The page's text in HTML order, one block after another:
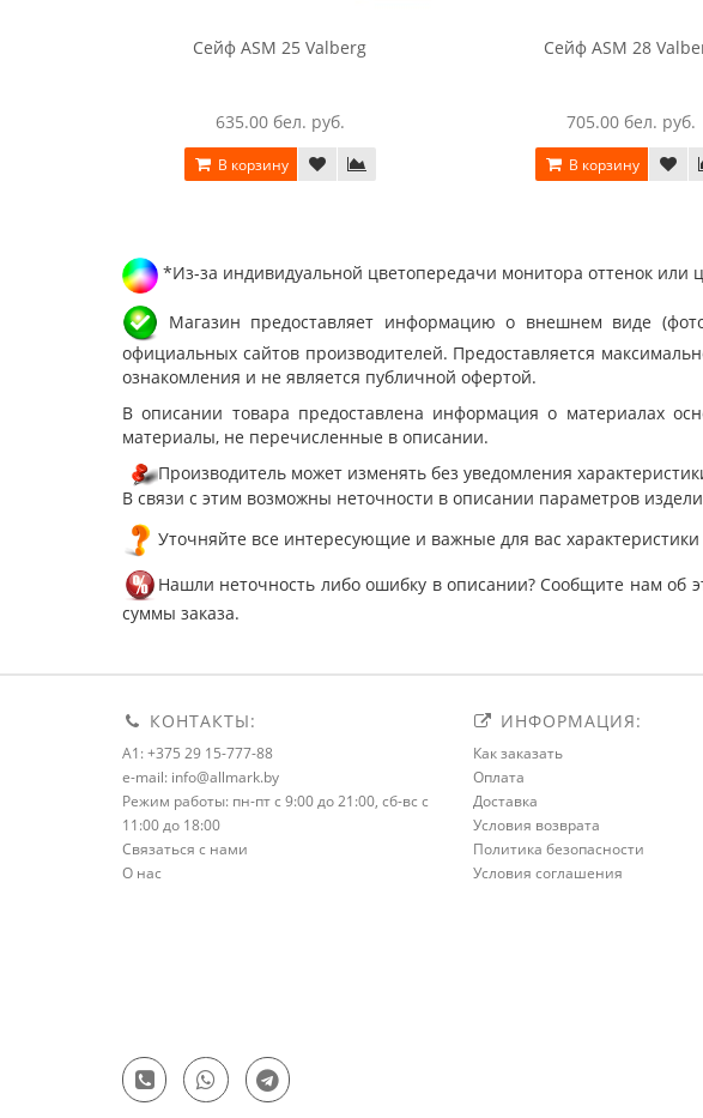
Сейф ASM 25 Valberg
635.00 бел. руб.
В корзину
Сейф ASM 28
705.00 бел. руб.
В корзину
*Из-за индивидуальной цветопередачи монитора оттенок или
Магазин предоставляет информацию о внешнем виде
официальных сайтов производителей. Предоставляется
ознакомления и не является публичной офертой.
В описании товара предоставлена информация о материалах
материалы, не перечисленные в описании.
Производитель может изменять без уведомления
В связи с этим возможны неточности в описании параметров
Уточняйте все интересующие и важные для вас
Нашли неточность либо ошибку в описании? Сообщите нам об
суммы заказа.
КОНТАКТЫ:
A1: +375 29 15-777-88
e-mail: info@allmark.by
Режим работы: пн-пт с 9:00 до 21:00, сб-вс с
11:00 до 18:00
Связаться с нами
О нас
ИНФОРМАЦИЯ:
Как заказать
Оплата
Доставка
Условия возврата
Политика безопасности
Условия соглашения